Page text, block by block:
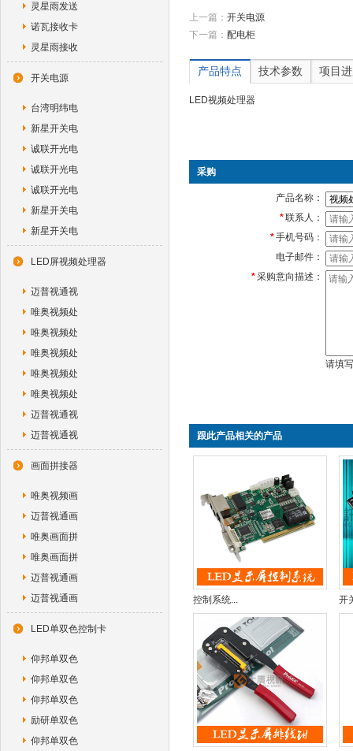
灵星雨发送
诺瓦接收卡
灵星雨接收
开关电源
台湾明纬电
新星开关电
诚联开光电
诚联开光电
诚联开光电
新星开关电
新星开关电
LED屏视频处理器
迈普视通视
唯奥视频处
唯奥视频处
唯奥视频处
唯奥视频处
唯奥视频处
迈普视通视
迈普视通视
画面拼接器
唯奥视频画
迈普视通画
唯奥画面拼
唯奥画面拼
迈普视通画
迈普视通画
LED单双色控制卡
仰邦单双色
仰邦单双色
仰邦单双色
励研单双色
仰邦单双色
上一篇： 开关电源
下一篇： 配电柜
产品特点 技术参数 项目
LED视频处理器
采购
产品名称：
*联系人：
*手机号码：
电子邮件：
*采购意向描述：
请填写
跟此产品相关的产品
控制系统... 开